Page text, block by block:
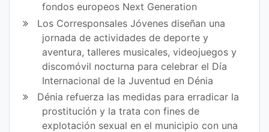
fondos europeos Next Generation
Los Corresponsales Jóvenes diseñan una
jornada de actividades de deporte y
aventura, talleres musicales, videojuegos y
discomóvil nocturna para celebrar el Día
Internacional de la Juventud en Dénia
Dénia refuerza las medidas para erradicar la
prostitución y la trata con fines de
explotación sexual en el municipio con una